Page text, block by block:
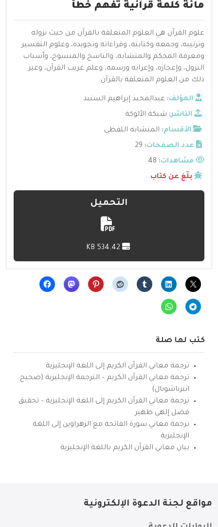
مائة كلمة قرآنية تفهم خطأ
علوم القرآن هي العلوم المتعلقة بالقرآن من حيث نزوله
وترتيبه، وجمعه وكتابته، وقراءاته وتجويده، وعلوم التفسير
ومعرفة المحكم والمتشابه، والناسخ والمنسوخ، وأسباب
النزول، وإعجازه، وإعرابه ورسمه، وعلم غريب القرآن، وغير
ذلك من العلوم المتعلقة بالقرآن.
المؤلف: عبدالمجيد إبراهيم السنيد
الناشر: شبكة الألوكة
الأقسام: المتشابه اللفظي
عدد الصفحات: 29
مشاهدات:
بلّغ عن كتاب
التحميل
كتب لها صلة
ترجمة معاني القرآن الكريم إلى اللغة الإنجليزية
ترجمة معاني القرآن الكريم – الترجمة الإنجليزية (صحيح
انترناشونال)
ترجمة معاني القرآن الكريم إلى اللغة الإنجليزية – تحقيق
فضل إلهي ظهير
ترجمة معاني سورة الفاتحة مع الزهراوين إلى اللغة
الإنجليزية
بيان معاني القرآن الكريم باللغة الإنجليزية
مواقع لجنة الدعوة الإلكترونية